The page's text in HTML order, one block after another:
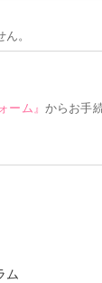
。
ーム』 からお手
ム